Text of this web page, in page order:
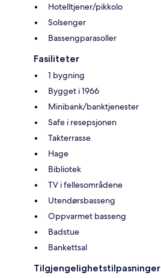
Hotelltjener/pikkolo
Solsenger
Bassengparasoller
Fasiliteter
1 bygning
Bygget i 1966
Minibank/banktjenester
Safe i resepsjonen
Takterrasse
Hage
Bibliotek
TV i fellesområdene
Utendørsbasseng
Oppvarmet basseng
Badstue
Bankettsal
Tilgjengelighetstilpasninger